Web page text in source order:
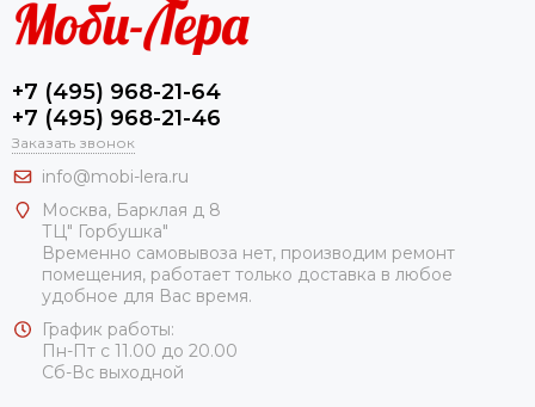
+7 (495) 968-21-64
+7 (495) 968-21-46
Заказать звонок
info@mobi-lera.ru
Москва, Барклая д 8
ТЦ" Горбушка"
Временно самовывоза нет, производим ремонт
помещения, работает только доставка в любое
удобное для Вас время.
График работы:
Пн-Пт с 11.00 до 20.00
Сб-Вс выходной